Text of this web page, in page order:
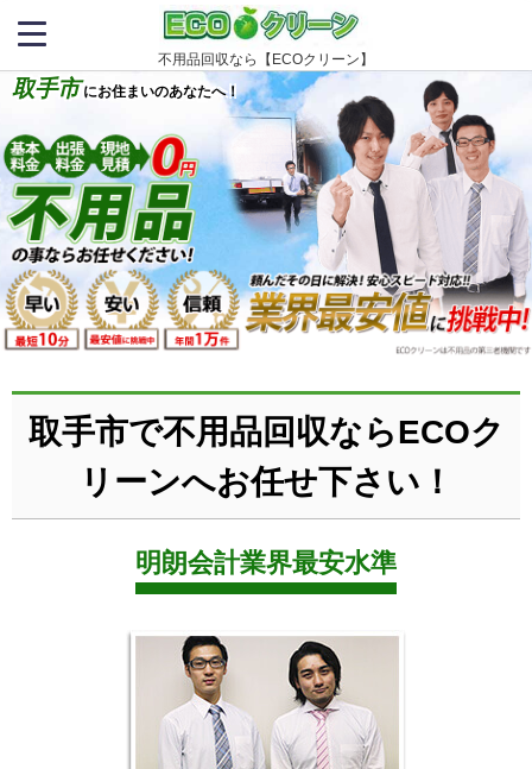
不用品回収なら【ECOクリーン】
取手市 にお住まいのあなたへ！
取手市で不用品回収ならECOク
リーンへお任せ下さい！
明朗会計業界最安水準